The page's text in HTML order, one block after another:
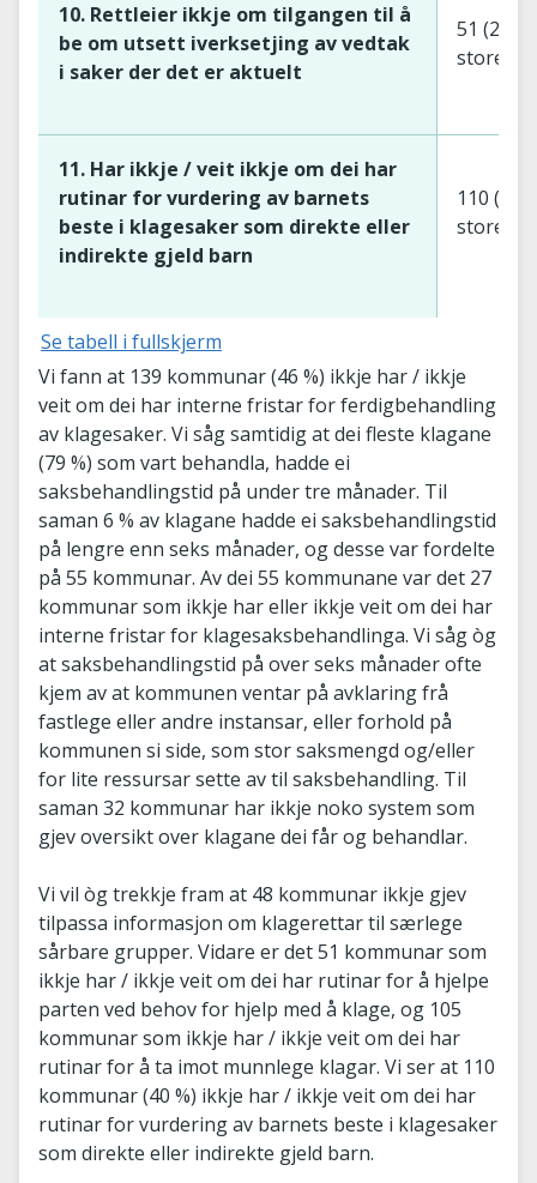
10. Rettleier ikkje om tilgangen til å
be om utsett iverksetjing av vedtak
i saker der det er aktuelt
51 (24
store)
11. Har ikkje / veit ikkje om dei har
rutinar for vurdering av barnets
beste i klagesaker som direkte eller
indirekte gjeld barn
110 (63
store)
Se tabell i fullskjerm
Vi fann at 139 kommunar (46 %) ikkje har / ikkje
veit om dei har interne fristar for ferdigbehandling
av klagesaker. Vi såg samtidig at dei fleste klagane
(79 %) som vart behandla, hadde ei
saksbehandlingstid på under tre månader. Til
saman 6 % av klagane hadde ei saksbehandlingstid
på lengre enn seks månader, og desse var fordelte
på 55 kommunar. Av dei 55 kommunane var det 27
kommunar som ikkje har eller ikkje veit om dei har
interne fristar for klagesaksbehandlinga. Vi såg òg
at saksbehandlingstid på over seks månader ofte
kjem av at kommunen ventar på avklaring frå
fastlege eller andre instansar, eller forhold på
kommunen si side, som stor saksmengd og/eller
for lite ressursar sette av til saksbehandling. Til
saman 32 kommunar har ikkje noko system som
gjev oversikt over klagane dei får og behandlar.
Vi vil òg trekkje fram at 48 kommunar ikkje gjev
tilpassa informasjon om klagerettar til særlege
sårbare grupper. Vidare er det 51 kommunar som
ikkje har / ikkje veit om dei har rutinar for å hjelpe
parten ved behov for hjelp med å klage, og 105
kommunar som ikkje har / ikkje veit om dei har
rutinar for å ta imot munnlege klagar. Vi ser at 110
kommunar (40 %) ikkje har / ikkje veit om dei har
rutinar for vurdering av barnets beste i klagesaker
som direkte eller indirekte gjeld barn.